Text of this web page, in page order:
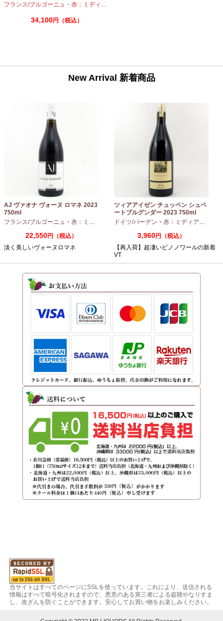
フランス/ブルゴーニュ ・ 赤：ミディアムボディ
34,100円（税込）
New Arrival 新着商品
AJ ヴァオナ ヴォーヌ ロマネ 2023
750ml
フランス/ブルゴーニュ ・ 赤：ミディアムボディ ・ピノノワール
22,550円（税込）
淡く美しいヴォーヌロマネ
ツィアアイゼン チュッペン シュペ
ートブルグンダー 2023 750ml
ドイツ/バーデン ・ 赤：ミディアムボディ
3,960円（税込）
【再入荷】超凄いピノノワールの新着
VT
当サイトはすべてのページにSSLを使っています。これにより、送信される
情報はすべて暗号化されますので、悪意のある第三者による盗聴やなりすま
し、改ざんを防ぐことができます。安心してお買い物をお楽しみください。